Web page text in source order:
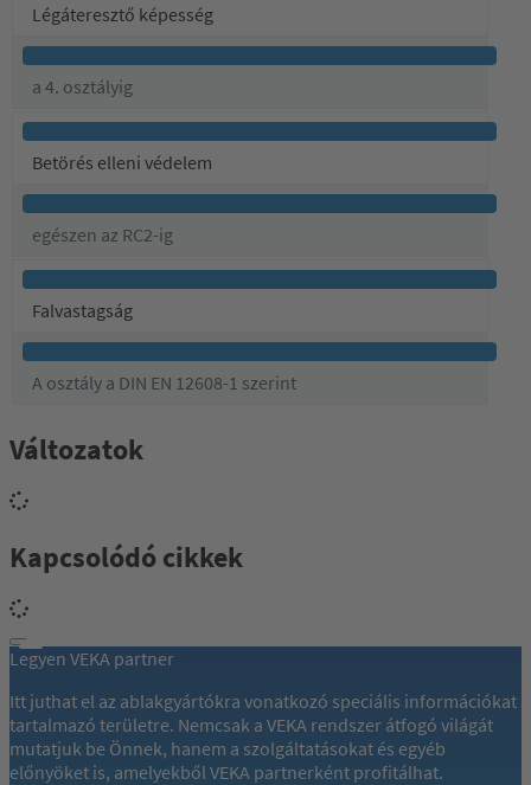
Légáteresztő képesség
a 4. osztályig
Betörés elleni védelem
egészen az RC2-ig
Falvastagság
A osztály a DIN EN 12608-1 szerint
Változatok
Kapcsolódó cikkek
Legyen VEKA partner
Itt juthat el az ablakgyártókra vonatkozó speciális információkat
tartalmazó területre. Nemcsak a VEKA rendszer átfogó világát
mutatjuk be Önnek, hanem a szolgáltatásokat és egyéb
előnyöket is, amelyekből VEKA partnerként profitálhat.